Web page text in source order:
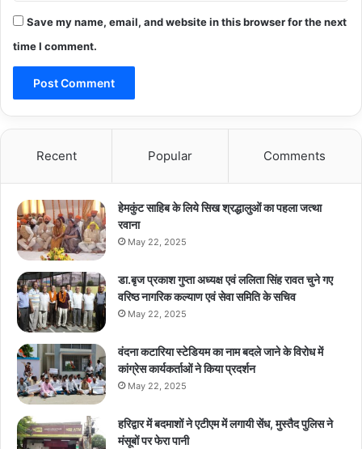
Save my name, email, and website in this browser for the next
time I comment.
Recent Popular Comments
हेमकुंट साहिब के लिये सिख श्रद्धालुओं का पहला जत्था
रवाना
May 22, 2025
डा.बृज प्रकाश गुप्ता अध्यक्ष एवं ललिता सिंह रावत चुने गए
वरिष्ठ नागरिक कल्याण एवं सेवा समिति के सचिव
May 22, 2025
वंदना कटारिया स्टेडियम का नाम बदले जाने के विरोध में
कांग्रेस कार्यकर्ताओं ने किया प्रदर्शन
May 22, 2025
हरिद्वार में बदमाशों ने एटीएम में लगायी सेंध, मुस्तैद पुलिस ने
मंसूबों पर फेरा पानी